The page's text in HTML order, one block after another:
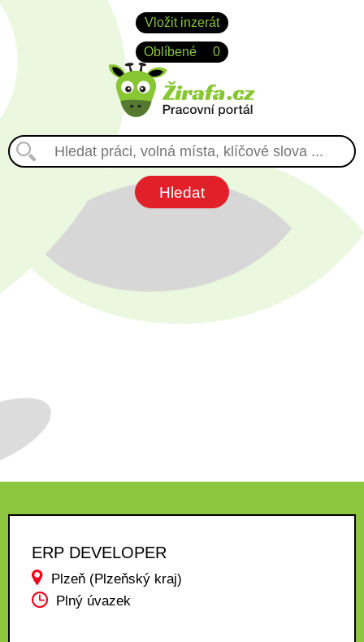
Vložit inzerát
Oblíbené 0
ERP DEVELOPER
Plzeň (Plzeňský kraj)
Plný úvazek